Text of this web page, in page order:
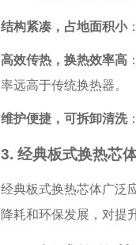
结构紧凑，占地面积小
高效传热，换热效率高
率远高于传统换热器。
维护便捷，可拆卸清洗
3. 经典板式换热芯
经典板式换热芯体广泛
降耗和环保发展，对提